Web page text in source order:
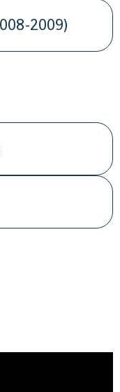
2009)